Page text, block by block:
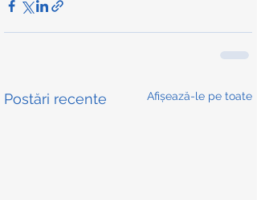
Postări recente Afișează-le pe toate